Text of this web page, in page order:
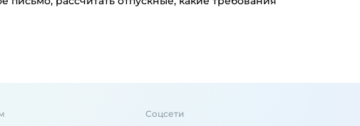
Соцсети